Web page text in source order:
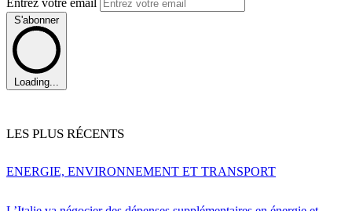
S'abonner
Loading...
LES PLUS RÉCENTS
ENERGIE, ENVIRONNEMENT ET TRANSPORT